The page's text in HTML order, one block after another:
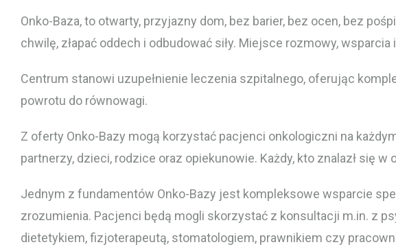
Onko-Baza, to otwarty, przyjazny dom, bez barier, bez ocen, bez
chwilę, złapać oddech i odbudować siły. Miejsce rozmowy,
Centrum stanowi uzupełnienie leczenia szpitalnego, oferując
powrotu do równowagi.
Z oferty Onko-Bazy mogą korzystać pacjenci onkologiczni na
partnerzy, dzieci, rodzice oraz opiekunowie. Każdy, kto znalazł się
Jednym z fundamentów Onko-Bazy jest kompleksowe wsparcie
zrozumienia. Pacjenci będą mogli skorzystać z konsultacji m.in. z
dietetykiem, fizjoterapeutą, stomatologiem, prawnikiem czy